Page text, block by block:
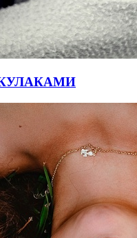
КУЛАКАМИ